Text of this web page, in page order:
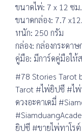
ขนาดไพ่: 7 x 12 ซม.
ขนาดกล่อง: 7.7
หนัก: 250 กรัม
กล่อง: กล่องกระดาษ
คู่มือ: มีการ์ดคู่มือให้
#78 Stories Tarot
Tarot #ไพ่ยิปซี #ไ
ดวงอะคาเดมี่
ยิปซี #ขายไพ่ทาโร